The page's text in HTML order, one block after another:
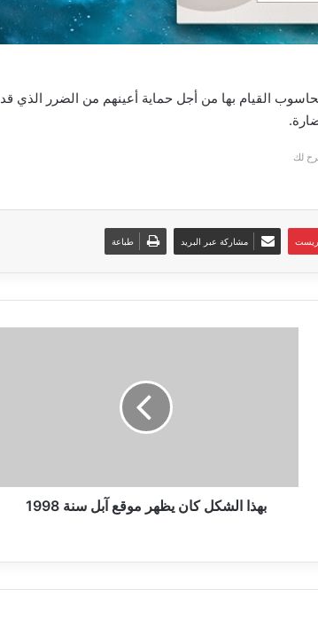
القيام بها من أجل حماية أعينهم من الضرر الذي قد
لك
مشاركة عبر البريد طباعة
بهذا الشكل كان يظهر موقع آبل سنة 1998